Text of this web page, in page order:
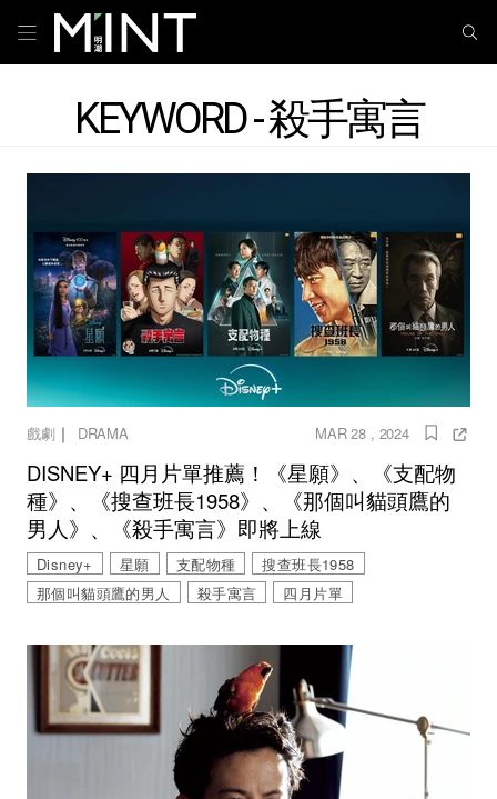
KEYWORD - 殺手寓言
戲劇｜ DRAMA MAR 28 , 2024
DISNEY+ 四月片單推薦！《星願》、《支配物
種》、《搜查班長1958》、《那個叫貓頭鷹的
男人》、《殺手寓言》即將上線
Disney+ 星願 支配物種
搜查班長1958
那個叫貓頭鷹的男人
殺手寓言 四月片單